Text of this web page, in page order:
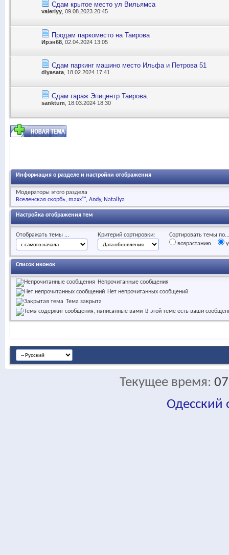
Сдам крытое место ул Вильямса
valeriyy , 09.08.2023 20:45
Продам паркоместо на Таирова
Ирэн68 , 02.04.2024 13:05
Сдам паркинг машино место Ильфа и Петрова 51
dlyasata , 18.02.2024 17:41
Сдам гараж Эпицентр Таирова.
sanktum , 18.03.2024 18:30
Информация о разделе и настройки отображения
Модераторы этого раздела
Вселенская скорбь maxx™ Andy Natallya
Настройка отображения тем
Отображать темы ... Критерий сортировки:
Сортировать темы по...
возрастанию
Список иконок
Непрочитанные сообщения
Нет непрочитанных сообщений
Тема закрыта
В этой теме есть ваши
Текущее время:
Одесский